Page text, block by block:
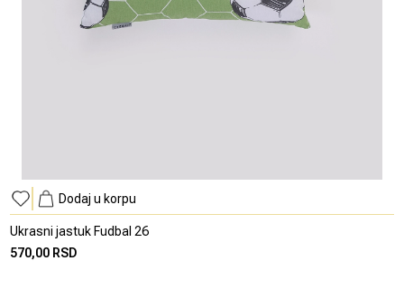
Dodaj u korpu
Ukrasni jastuk Fudbal 26
570,00 RSD